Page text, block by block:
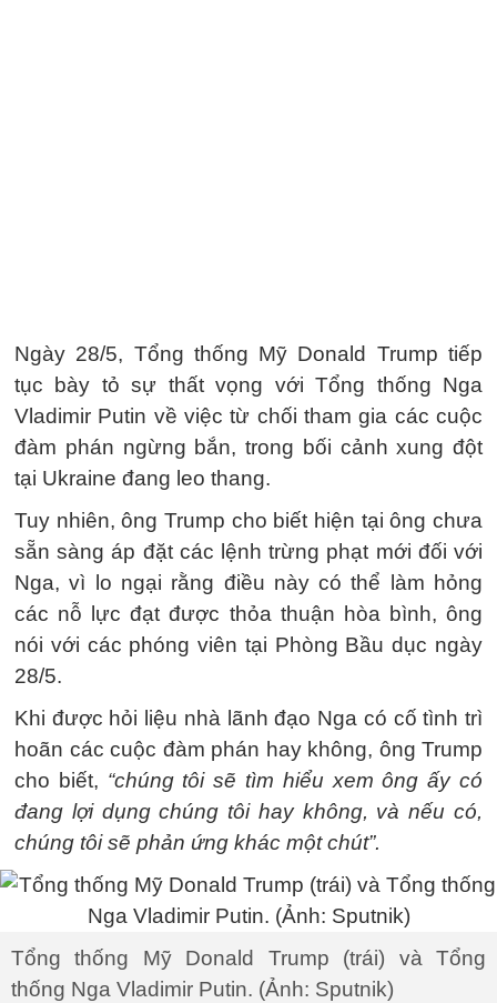
Ngày 28/5, Tổng thống Mỹ Donald Trump tiếp
tục bày tỏ sự thất vọng với Tổng thống Nga
Vladimir Putin về việc từ chối tham gia các cuộc
đàm phán ngừng bắn, trong bối cảnh xung đột
tại Ukraine đang leo thang.
Tuy nhiên, ông Trump cho biết hiện tại ông chưa
sẵn sàng áp đặt các lệnh trừng phạt mới đối với
Nga, vì lo ngại rằng điều này có thể làm hỏng
các nỗ lực đạt được thỏa thuận hòa bình, ông
nói với các phóng viên tại Phòng Bầu dục ngày
28/5.
Khi được hỏi liệu nhà lãnh đạo Nga có cố tình trì
hoãn các cuộc đàm phán hay không, ông Trump
cho biết, “chúng tôi sẽ tìm hiểu xem ông ấy có
đang lợi dụng chúng tôi hay không, và nếu có,
chúng tôi sẽ phản ứng khác một chút”.
Tổng thống Mỹ Donald Trump (trái) và Tổng
thống Nga Vladimir Putin. (Ảnh: Sputnik)